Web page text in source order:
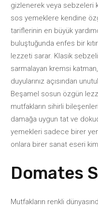
gizlenerek veya sebzeleri
sos yemeklere kendine
tariflerinin en büyük
buluştuğunda enfes bir
lezzeti sarar. Klasik
sarmalayan kremsi
duyularınız açısından
Beşamel sosun özgün
mutfakların sihirli
damağa uygun tat ve
yemekleri sadece birer
onlara birer sanat eseri
Domates
Mutfakların renkli